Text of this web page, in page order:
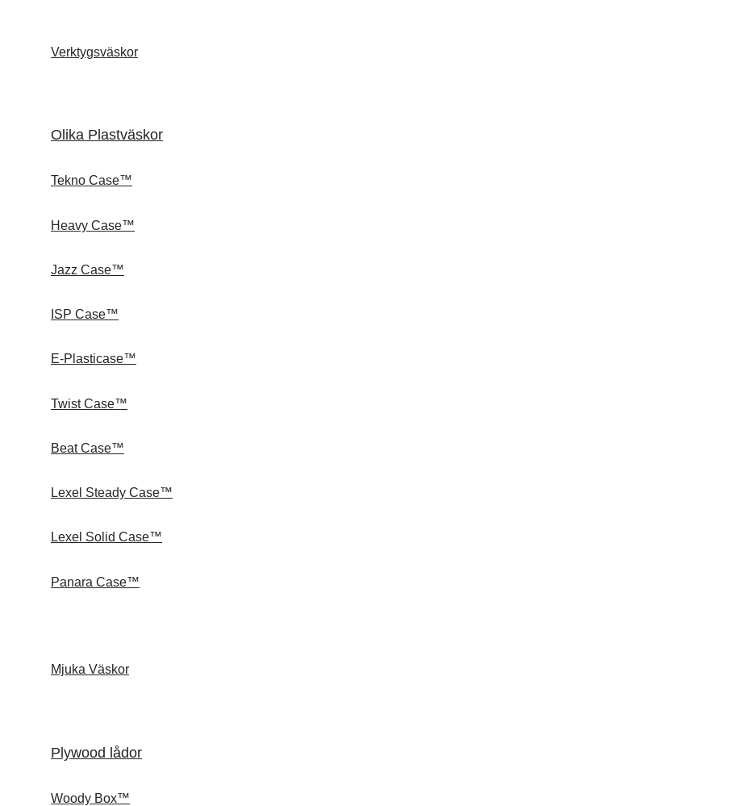
Verktygsväskor
Olika Plastväskor
Tekno Case™
Heavy Case™
Jazz Case™
ISP Case™
E-Plasticase™
Twist Case™
Beat Case™
Lexel Steady Case™
Lexel Solid Case™
Panara Case™
Mjuka Väskor
Plywood lådor
Woody Box™